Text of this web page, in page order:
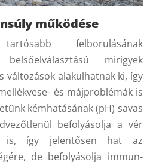
működése
felborulásának
mirigyek
változások alakulhatnak ki, így
és májproblémák is
kémhatásának (pH) savas
befolyásolja a vér
is, így jelentősen hat az
de befolyásolja immun-